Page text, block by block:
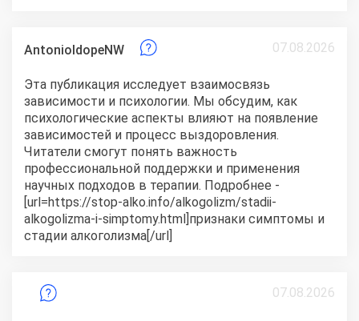
AntonioIdopeNW 07.08.2026
Эта публикация исследует взаимосвязь
зависимости и психологии. Мы обсудим, как
психологические аспекты влияют на появление
зависимостей и процесс выздоровления.
Читатели смогут понять важность
профессиональной поддержки и применения
научных подходов в терапии. Подробнее -
[url=https://stop-alko.info/alkogolizm/stadii-
alkogolizma-i-simptomy.html]признаки симптомы и
стадии алкоголизма[/url]
07.08.2026